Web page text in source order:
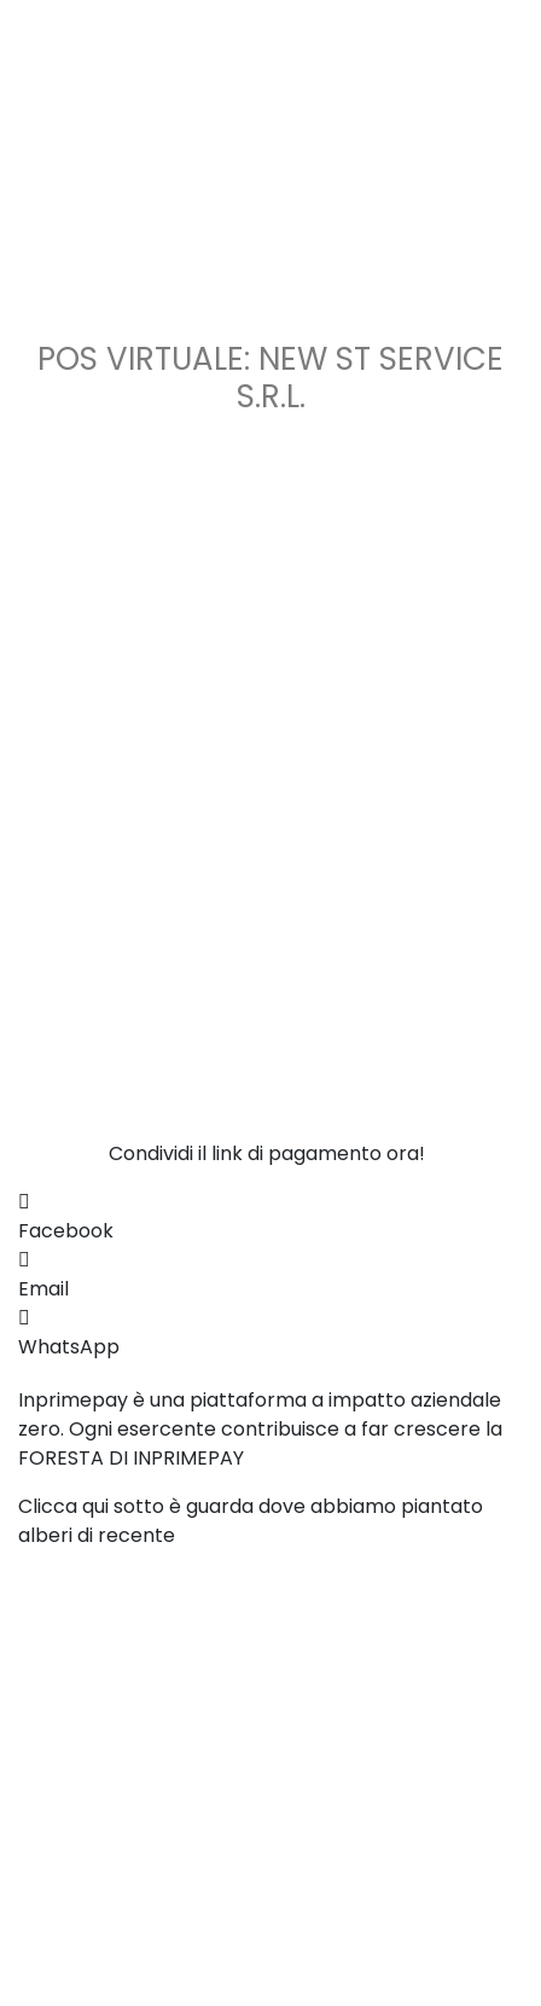
POS VIRTUALE: NEW ST SERVICE
S.R.L.
Condividi il link di pagamento ora!
Facebook
Email
WhatsApp
Inprimepay è una piattaforma a impatto aziendale
zero. Ogni esercente contribuisce a far crescere la
FORESTA DI INPRIMEPAY
Clicca qui sotto è guarda dove abbiamo piantato
alberi di recente